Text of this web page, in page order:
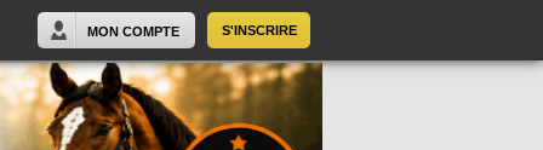
S'INSCRIRE
MON COMPTE